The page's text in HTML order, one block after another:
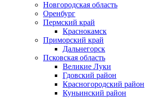
Новгородская область
Оренбург
Пермский край
Краснокамск
Приморский край
Дальнегорск
Псковская область
Великие Луки
Гдовский район
Красногородский район
Куньинский район